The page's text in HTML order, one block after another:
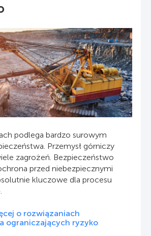
podlega bardzo surowym
Przemysł górniczy
zagrożeń. Bezpieczeństwo
przed niebezpiecznymi
kluczowe dla procesu
o rozwiązaniach
ograniczających ryzyko